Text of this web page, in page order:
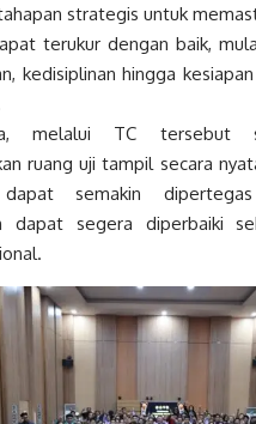
strategis untuk
terukur dengan baik,
kedisiplinan hingga
melalui TC tersebut
ruang uji tampil secara
dapat semakin
dapat segera diperbaiki